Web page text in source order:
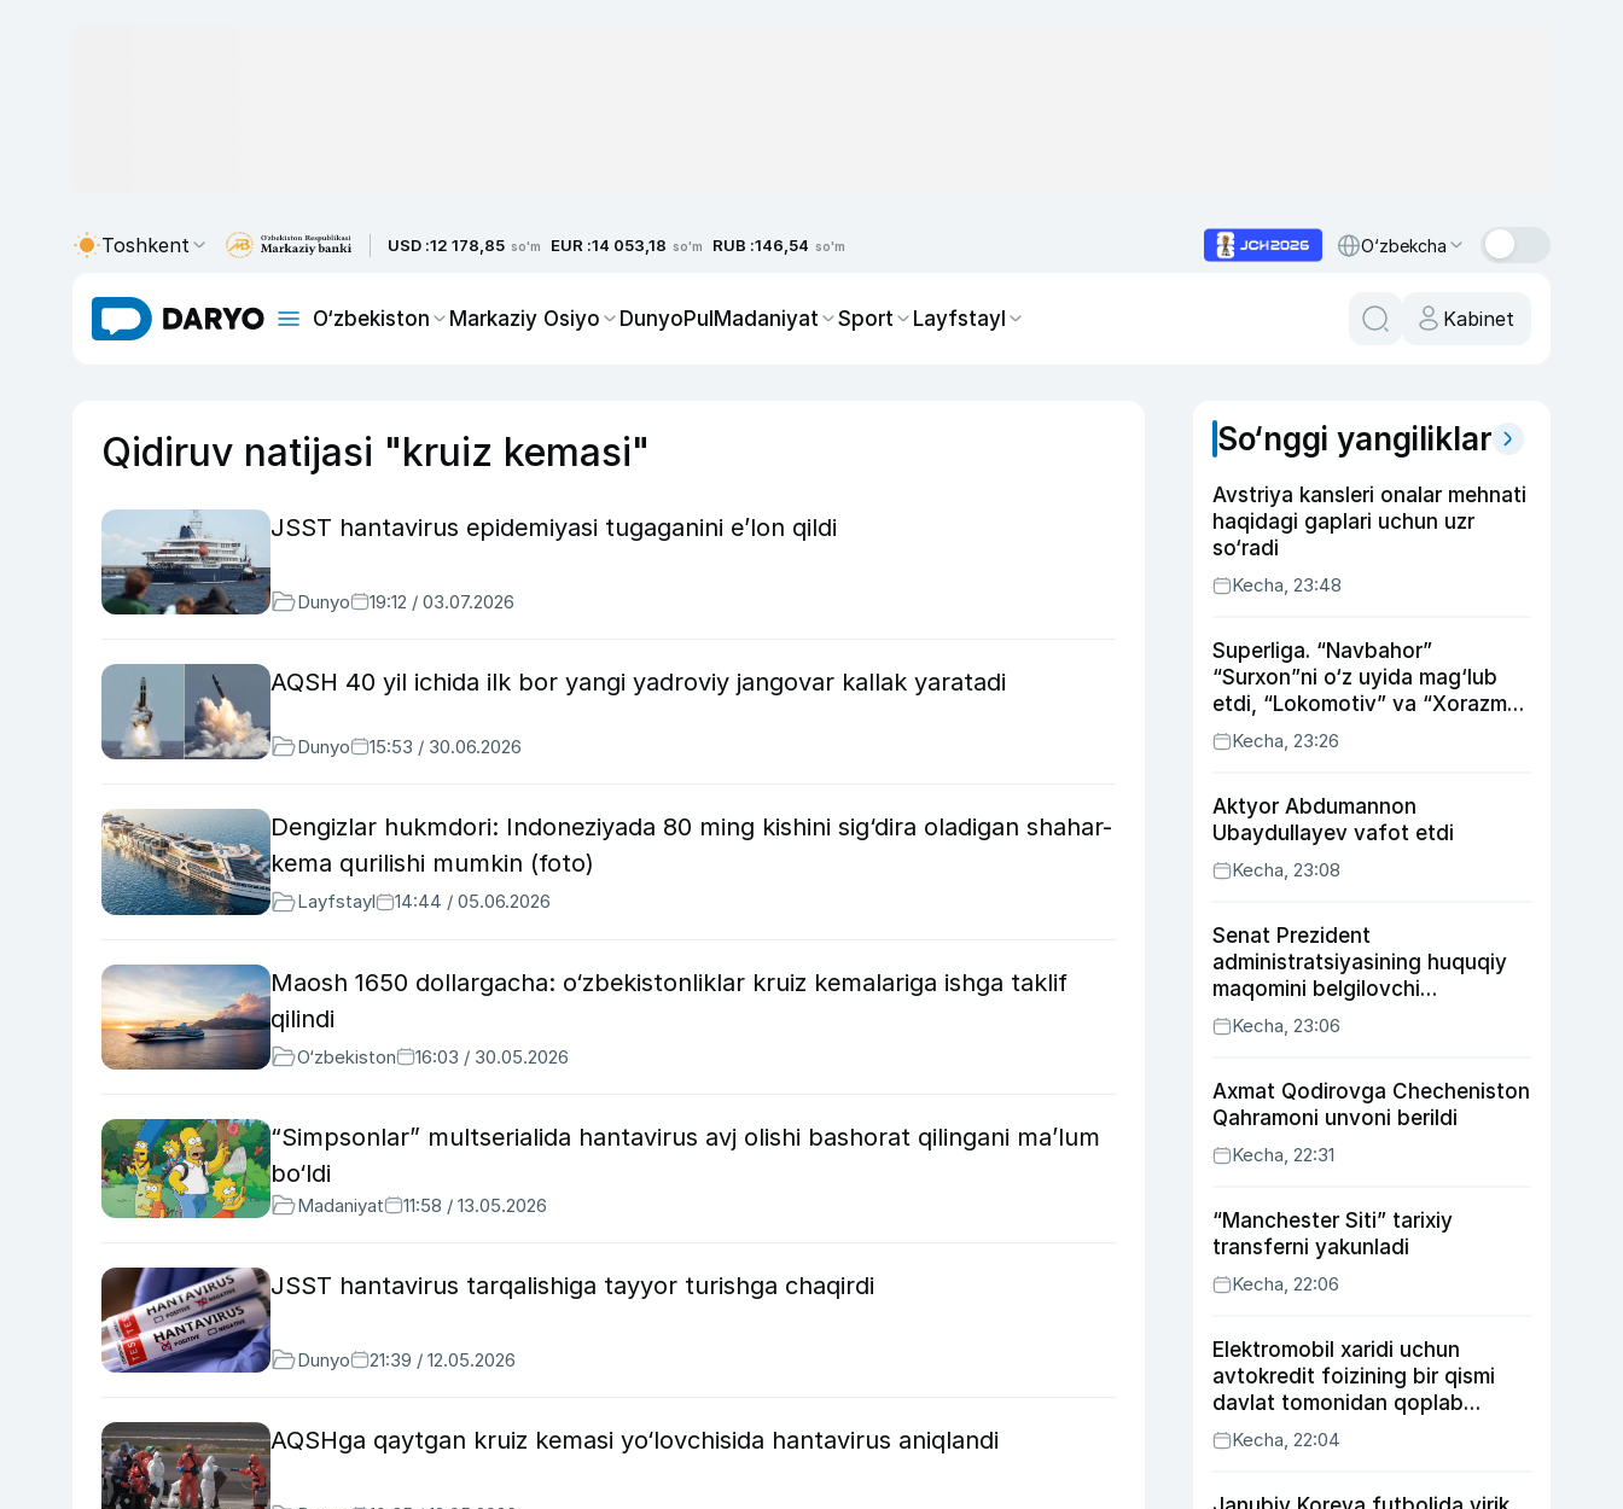
Toshkent USD :12 178,85 so'm EUR :14 053,18 so'm RUB :146,54 so'm O‘zbekcha
O‘zbekiston Markaziy Osiyo DunyoPulMadaniyat Sport Layfstayl Kabinet
Qidiruv natijasi "kruiz kemasi"
JSST hantavirus epidemiyasi tugaganini e’lon qildi
Dunyo 19:12 / 03.07.2026
AQSH 40 yil ichida ilk bor yangi yadroviy jangovar kallak yaratadi
Dunyo 15:53 / 30.06.2026
Dengizlar hukmdori: Indoneziyada 80 ming kishini sig‘dira oladigan shahar-
kema qurilishi mumkin (foto)
Layfstayl 14:44 / 05.06.2026
Maosh 1650 dollargacha: o‘zbekistonliklar kruiz kemalariga ishga taklif
qilindi
O‘zbekiston 16:03 / 30.05.2026
“Simpsonlar” multserialida hantavirus avj olishi bashorat qilingani ma’lum
bo‘ldi
Madaniyat 11:58 / 13.05.2026
JSST hantavirus tarqalishiga tayyor turishga chaqirdi
Dunyo 21:39 / 12.05.2026
AQSHga qaytgan kruiz kemasi yo‘lovchisida hantavirus aniqlandi
So‘nggi yangiliklar
Avstriya kansleri onalar mehnati
haqidagi gaplari uchun uzr
so‘radi
Kecha, 23:48
Superliga. “Navbahor”
“Surxon”ni o‘z uyida mag‘lub
etdi, “Lokomotiv” va “Xorazm”
uyda g‘alaba qozondi
Kecha, 23:26
Aktyor Abdu­mannon
Ubaydullayev vafot etdi
Kecha, 23:08
Senat Prezident
administratsiyasining huquqiy
maqomini belgilovchi
konstitutsiyaviy qonunni
ma’qulladi
Kecha, 23:06
Axmat Qodirovga Checheniston
Qahramoni unvoni berildi
Kecha, 22:31
“Manchester Siti” tarixiy
transferni yakunladi
Kecha, 22:06
Elektromobil xaridi uchun
avtokredit foizining bir qismi
davlat tomonidan qoplab
berilishi mumkin
Kecha, 22:04